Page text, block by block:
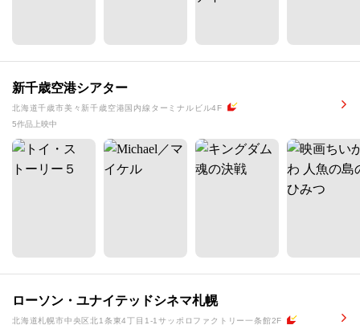
新千歳空港シアター
北海道千歳市美々新千歳空港国内線ターミナルビル4F
5作品上映中
ローソン・ユナイテッドシネマ札幌
北海道札幌市中央区北1条東4丁目1-1サッポロファクトリー一条館2F